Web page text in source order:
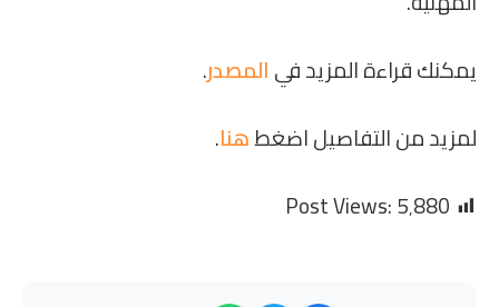
يمكنك قراءة المزيد فيالمصدر.
لمزيد من التفاصيل اضغطهنا.
Post Views:5٬880